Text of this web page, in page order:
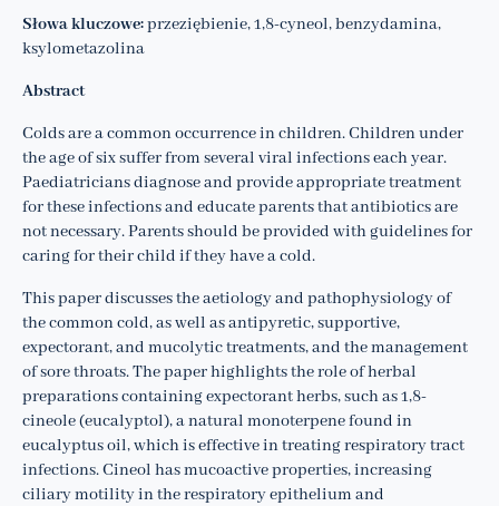
Słowa kluczowe:przeziębienie, 1,8-cyneol, benzydamina,
ksylometazolina
Abstract
Colds are a common occurrence in children. Children under
the age of six suffer from several viral infections each year.
Paediatricians diagnose and provide appropriate treatment
for these infections and educate parents that antibiotics are
not necessary. Parents should be provided with guidelines for
caring for their child if they have a cold.
This paper discusses the aetiology and pathophysiology of
the common cold, as well as antipyretic, supportive,
expectorant, and mucolytic treatments, and the management
of sore throats. The paper highlights the role of herbal
preparations containing expectorant herbs, such as 1,8-
cineole (eucalyptol), a natural monoterpene found in
eucalyptus oil, which is effective in treating respiratory tract
infections. Cineol has mucoactive properties, increasing
ciliary motility in the respiratory epithelium and